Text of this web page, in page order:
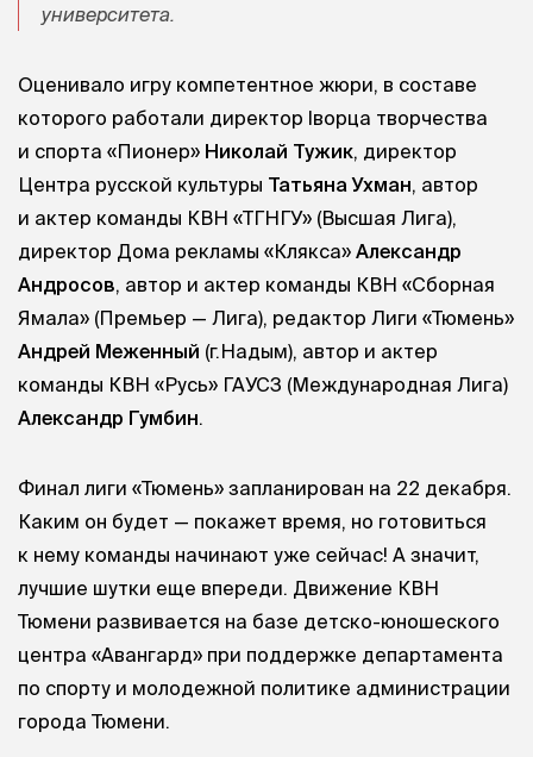
университета.
Оценивало игру компетентное жюри, в составе
которого работали директор lворца творчества
и спорта «Пионер» Николай Тужик, директор
Центра русской культуры Татьяна Ухман, автор
и актер команды КВН «ТГНГУ» (Высшая Лига),
директор Дома рекламы «Клякса» Александр
Андросов, автор и актер команды КВН «Сборная
Ямала» (Премьер — Лига), редактор Лиги «Тюмень»
Андрей Меженный (г.Надым), автор и актер
команды КВН «Русь» ГАУСЗ (Международная Лига)
Александр Гумбин.
Финал лиги «Тюмень» запланирован на 22 декабря.
Каким он будет — покажет время, но готовиться
к нему команды начинают уже сейчас! А значит,
лучшие шутки еще впереди. Движение КВН
Тюмени развивается на базе детско-юношеского
центра «Авангард» при поддержке департамента
по спорту и молодежной политике администрации
города Тюмени.